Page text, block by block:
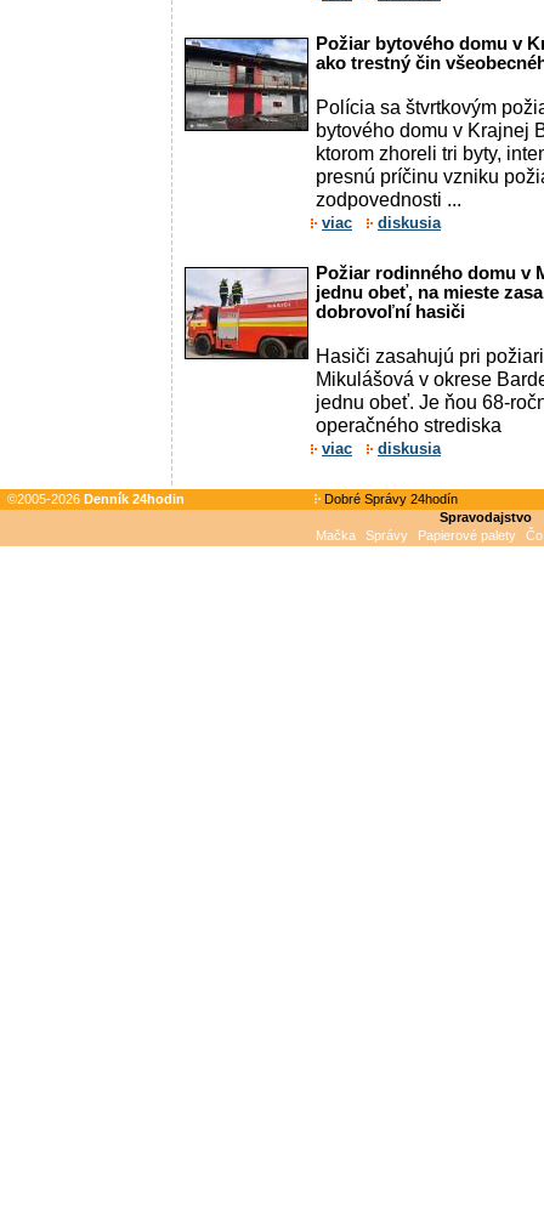
Požiar bytového domu v
ako trestný čin
Polícia sa štvrtkovým
bytového domu v Krajnej
ktorom zhoreli tri byty,
presnú príčinu vzniku
zodpovednosti ...
viac diskusia
Požiar rodinného domu v
jednu obeť, na mieste
dobrovoľní hasiči
Hasiči zasahujú pri
Mikulášová v okrese
jednu obeť. Je ňou 68-
operačného strediska
viac diskusia
©2005-2026 Denník 24hodin
Dobré Správy 24hodín
Spravodajstvo
Mačka
Správy Papierové palety